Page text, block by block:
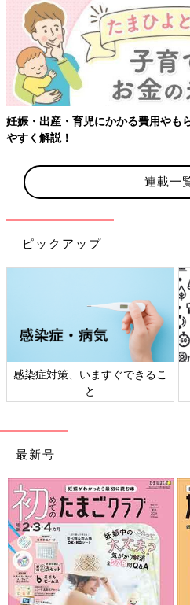
妊娠・出産・育児にかかる費用やも
やすく解説！
連載一
ピックアップ
感染症対策、いますぐできるこ
と
最新号